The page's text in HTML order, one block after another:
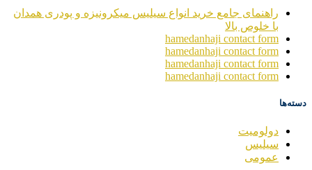
راهنمای جامع خرید انواع سیلیس میکرونیزه و پودری همدان
با خلوص بالا
hamedanhaji contact form
hamedanhaji contact form
hamedanhaji contact form
hamedanhaji contact form
دسته‌ها
دولومیت
سیلیس
عمومی